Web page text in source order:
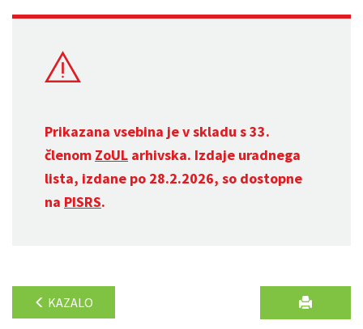
Prikazana vsebina je v skladu s 33.
členom ZoUL arhivska. Izdaje uradnega
lista, izdane po 28.2.2026, so dostopne
na PISRS.
KAZALO